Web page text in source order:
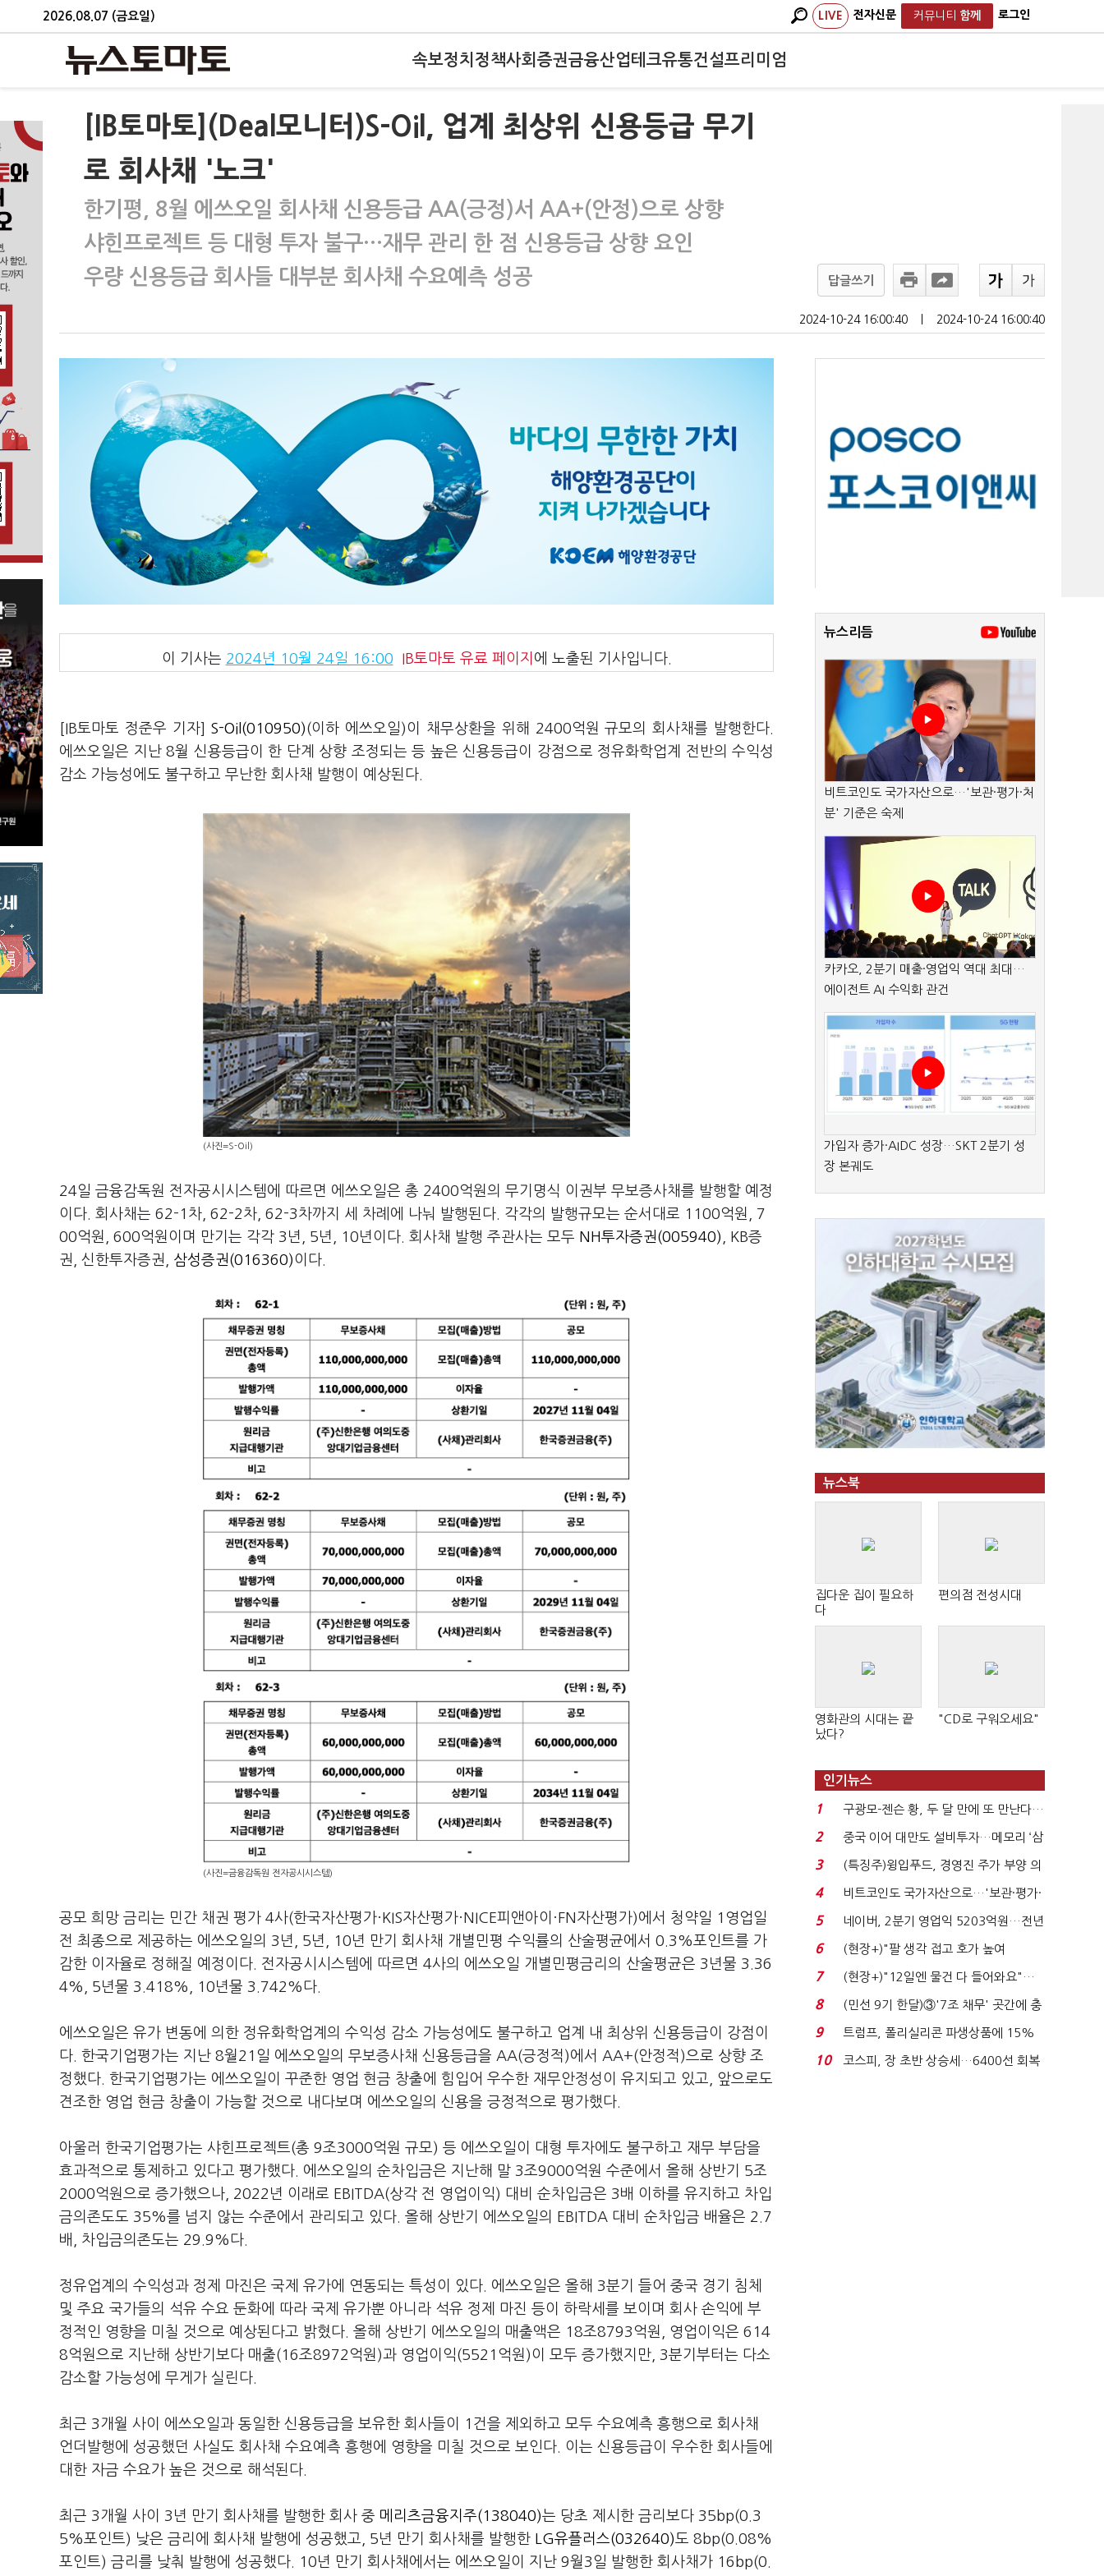
2026.08.07 (금요일) LIVE 전자신문 커뮤니티 함께 로그인
속보정치 정책사회 증권금융산업테크유통건설프리미엄
[IB토마토](Deal모니터)S-Oil, 업계 최상위 신용등급 무기
로 회사채 '노크'
한기평, 8월 에쓰오일 회사채 신용등급 AA(긍정)서 AA+(안정)으로 상향
샤힌프로젝트 등 대형 투자 불구…재무 관리 한 점 신용등급 상향 요인
우량 신용등급 회사들 대부분 회사채 수요예측 성공
답글쓰기
2024-10-24 16:00:40 2024-10-24 16:00:40
이 기사는 2024년 10월 24일 16:00 IB토마토 유료 페이지 에 노출된 기사입니다.
[IB토마토 정준우 기자] S-Oil(010950)(이하 에쓰오일)이 채무상환을 위해 2400억원 규모의 회사채를 발행한다.
에쓰오일은 지난 8월 신용등급이 한 단계 상향 조정되는 등 높은 신용등급이 강점으로 정유화학업계 전반의 수익성
감소 가능성에도 불구하고 무난한 회사채 발행이 예상된다.
(사진=S-Oil)
24일 금융감독원 전자공시시스템에 따르면 에쓰오일은 총 2400억원의 무기명식 이권부 무보증사채를 발행할 예정
이다. 회사채는 62-1차, 62-2차, 62-3차까지 세 차례에 나눠 발행된다. 각각의 발행규모는 순서대로 1100억원, 7
00억원, 600억원이며 만기는 각각 3년, 5년, 10년이다. 회사채 발행 주관사는 모두 NH투자증권(005940)
, KB증
권, 신한투자증권, 삼성증권(016360)이다.
(사진=금융감독원 전자공시시스템)
공모 희망 금리는 민간 채권 평가 4사(한국자산평가·KIS자산평가·NICE피앤아이·FN자산평가)에서 청약일 1영업일
전 최종으로 제공하는 에쓰오일의 3년, 5년, 10년 만기 회사채 개별민평 수익률의 산술평균에서 0.3%포인트를 가
감한 이자율로 정해질 예정이다. 전자공시시스템에 따르면 4사의 에쓰오일 개별민평금리의 산술평균은 3년물 3.36
4%, 5년물 3.418%, 10년물 3.742%다.
에쓰오일은 유가 변동에 의한 정유화학업계의 수익성 감소 가능성에도 불구하고 업계 내 최상위 신용등급이 강점이
다. 한국기업평가는 지난 8월21일 에쓰오일의 무보증사채 신용등급을 AA(긍정적)에서 AA+(안정적)으로 상향 조
정했다. 한국기업평가는 에쓰오일이 꾸준한 영업 현금 창출에 힘입어 우수한 재무안정성이 유지되고 있고, 앞으로도
견조한 영업 현금 창출이 가능할 것으로 내다보며 에쓰오일의 신용을 긍정적으로 평가했다.
아울러 한국기업평가는 샤힌프로젝트(총 9조3000억원 규모) 등 에쓰오일이 대형 투자에도 불구하고 재무 부담을
효과적으로 통제하고 있다고 평가했다. 에쓰오일의 순차입금은 지난해 말 3조9000억원 수준에서 올해 상반기 5조
2000억원으로 증가했으나, 2022년 이래로 EBITDA(상각 전 영업이익) 대비 순차입금은 3배 이하를 유지하고 차입
금의존도도 35%를 넘지 않는 수준에서 관리되고 있다. 올해 상반기 에쓰오일의 EBITDA 대비 순차입금 배율은 2.7
배, 차입금의존도는 29.9%다.
정유업계의 수익성과 정제 마진은 국제 유가에 연동되는 특성이 있다. 에쓰오일은 올해 3분기 들어 중국 경기 침체
및 주요 국가들의 석유 수요 둔화에 따라 국제 유가뿐 아니라 석유 정제 마진 등이 하락세를 보이며 회사 손익에 부
정적인 영향을 미칠 것으로 예상된다고 밝혔다. 올해 상반기 에쓰오일의 매출액은 18조8793억원, 영업이익은 614
8억원으로 지난해 상반기보다 매출(16조8972억원)과 영업이익(5521억원)이 모두 증가했지만, 3분기부터는 다소
감소할 가능성에 무게가 실린다.
최근 3개월 사이 에쓰오일과 동일한 신용등급을 보유한 회사들이 1건을 제외하고 모두 수요예측 흥행으로 회사채
언더발행에 성공했던 사실도 회사채 수요예측 흥행에 영향을 미칠 것으로 보인다. 이는 신용등급이 우수한 회사들에
대한 자금 수요가 높은 것으로 해석된다.
최근 3개월 사이 3년 만기 회사채를 발행한 회사 중 메리츠금융지주(138040)는 당초 제시한 금리보다 35bp(0.3
5%포인트) 낮은 금리에 회사채 발행에 성공했고, 5년 만기 회사채를 발행한
LG유플러스(032640)도 8bp(0.08%
포인트) 금리를 낮춰 발행에 성공했다. 10년 만기 회사채에서는 에쓰오일이 지난 9월3일 발행한 회사채가 16bp(0.
뉴스리듬
비트코인도 국가자산으로…'보관·평가·처
분' 기준은 숙제
카카오, 2분기 매출·영업익 역대 최대…
에이전트 AI 수익화 관건
가입자 증가·AIDC 성장…SKT 2분기 성
장 본궤도
뉴스북
집다운 집이 필요하
다
편의점 전성시대
영화관의 시대는 끝
났다?
"CD로 구워오세요"
인기뉴스
1
구광모-젠슨 황, 두 달 만에 또 만난다…
로봇·AI 등 논...
2
중국 이어 대만도 설비투자…메모리 ‘삼
국전쟁’
3
(특징주)윙입푸드, 경영진 주가 부양 의
지에 상한가...
4
비트코인도 국가자산으로…'보관·평가·
처분' 기준은 ...
5
네이버, 2분기 영업익 5203억원…전년
비 0.2% 감소...
6
(현장+)"팔 생각 접고 호가 높여
요"…'덜 똘똘한 한 채' 20...
7
(현장+)"12일엔 물건 다 들어와요"…
빈 매대 채우며 문 연 ...
8
(민선 9기 한달)③'7조 채무' 곳간에 충
격…추미애, 20년...
9
트럼프, 폴리실리콘 파생상품에 15%
관세…"미 산업 재건"...
10
코스피, 장 초반 상승세…6400선 회복